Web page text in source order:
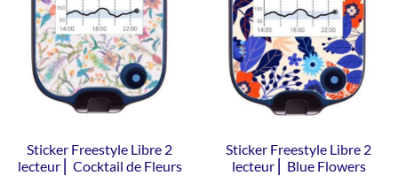
Sticker Freestyle Libre 2
lecteur ⎜ Cocktail de Fleurs
Sticker Freestyle Libre 2
lecteur ⎜ Blue Flowers